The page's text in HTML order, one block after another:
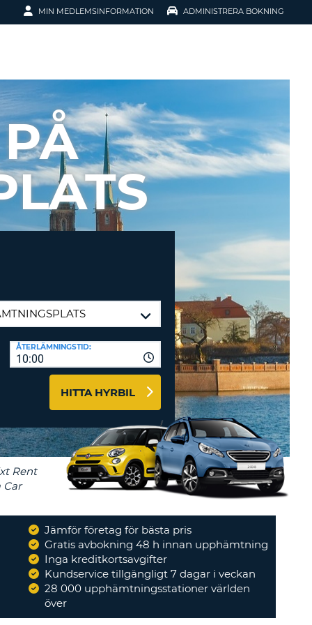
MIN MEDLEMSINFORMATION
AFFILIATES
ADMINISTRERA BOKNING
10:00
ÅTERLÄMNINGSTID:
HITTA HYRBIL
"Fungerar bra"
ROMANA
Jämför företag för bästa pris
Gratis avbokning 48 h innan upphämtning
Inga kreditkortsavgifter
Kundservice tillgängligt 7 dagar i veckan
28 000 upphämtningsstationer världen
över